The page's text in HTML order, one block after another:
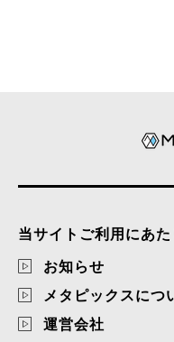
当サイトご利用にあた
お知らせ
メタピックスにつ
運営会社